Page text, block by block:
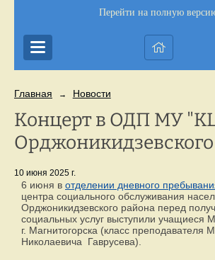
Перейти на полную
Главная → Новости
Концерт в ОДП МУ
10 июня 2025 г.
6 июня в отделении дневного
центра социального обслуживания
Орджоникидзевского района перед
социальных услуг выступили
г. Магнитогорска (класс преподавателя
Николаевича Гаврусева).